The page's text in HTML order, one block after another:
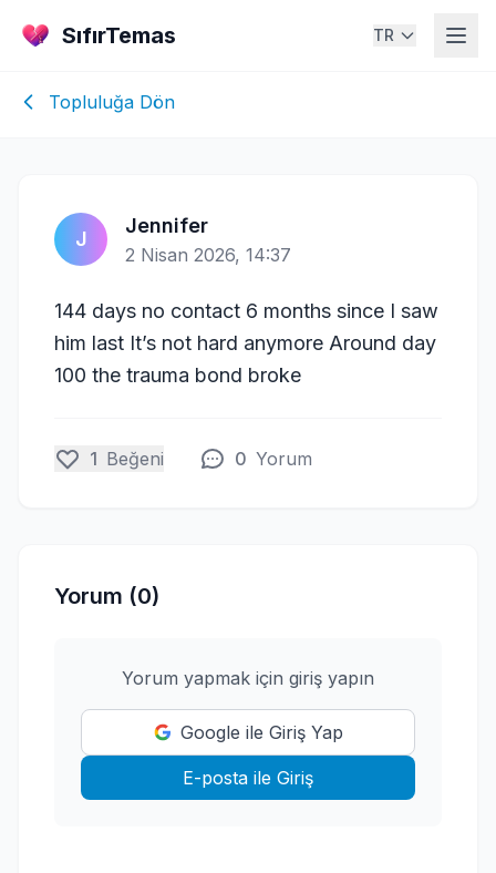
SıfırTemas TR
Topluluğa Dön
J
Jennifer
2 Nisan 2026, 14:37
144 days no contact 6 months since I saw
him last It’s not hard anymore Around day
100 the trauma bond broke
1 Beğeni 0 Yorum
Yorum (0)
Yorum yapmak için giriş yapın
Google ile Giriş Yap
E-posta ile Giriş